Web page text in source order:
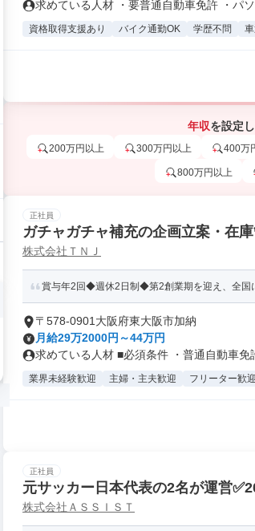
求めている人材 ・要普通自動車免許 ・パ
資格取得支援あり バイク通勤OK 学歴不問
年収を設定
200万円以上 300万円以上 400万
800万円以上
正社員
ガチャガチャ補充の企画立案・在
株式会社ＴＮＪ
賞与年2回◆週休2日制◆第2創業期を迎え、全国
〒578-0901大阪府東大阪市加納
月給29万2000円～44万円
求めている人材 ■必須条件 ・普通自動車免
業界未経験歓迎 主婦・主夫歓迎 フリーター歓迎
正社員
元サッカー日本代表の2名が運営
株式会社ＡＳＳＩＳＴ